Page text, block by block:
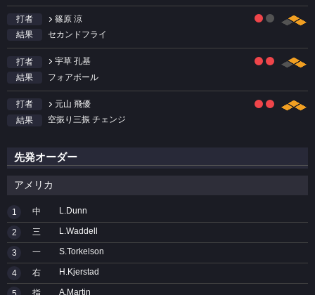
打者
篠原 涼
結果
セカンドフライ
打者
宇草 孔基
結果
フォアボール
打者
元山 飛優
結果
空振り三振 チェンジ
先発オーダー
アメリカ
1 中 L.Dunn
2 三 L.Waddell
3 一 S.Torkelson
4 右 H.Kjerstad
指 A.Martin